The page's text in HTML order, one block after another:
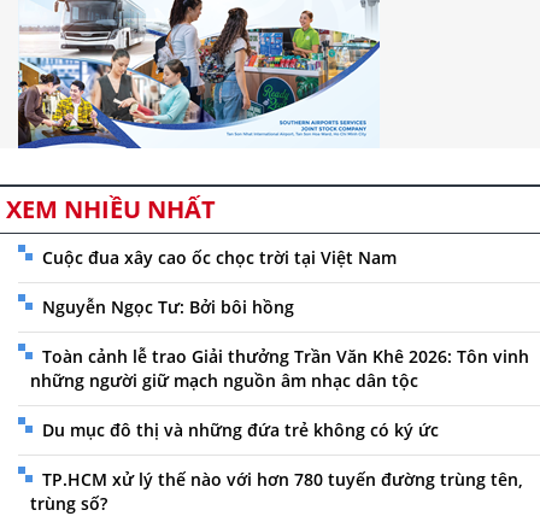
XEM NHIỀU NHẤT
Cuộc đua xây cao ốc chọc trời tại Việt Nam
Nguyễn Ngọc Tư: Bởi bôi hồng
Toàn cảnh lễ trao Giải thưởng Trần Văn Khê 2026: Tôn vinh
những người giữ mạch nguồn âm nhạc dân tộc
Du mục đô thị và những đứa trẻ không có ký ức
TP.HCM xử lý thế nào với hơn 780 tuyến đường trùng tên,
trùng số?